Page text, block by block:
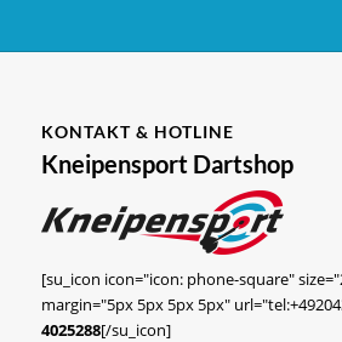
KONTAKT & HOTLINE
Kneipensport Dartshop
[su_icon icon="icon: phone-square"
margin="5px 5px 5px 5px"
4025288[/su_icon]